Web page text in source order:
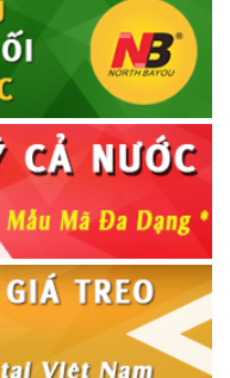
Dọc S2V (15-24 inch)
VNĐ